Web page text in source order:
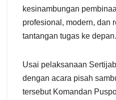
kesinambungan
profesional, modern, dan
tantangan tugas ke depan.
Usai pelaksanaan
dengan acara pisah
tersebut Komandan